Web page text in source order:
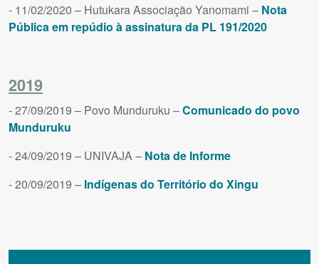
- 11/02/2020 – Hutukara Associação Yanomami – Nota
Pública em repúdio à assinatura da PL 191/2020
2019
- 27/09/2019 – Povo Munduruku –Comunicado do povo
Munduruku
- 24/09/2019 – UNIVAJA – Nota de Informe
- 20/09/2019 – Indígenas do Território do Xingu